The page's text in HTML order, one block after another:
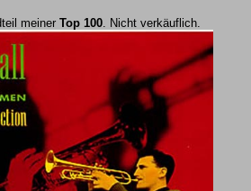
meinerTop 100. Nicht verkäuflich.